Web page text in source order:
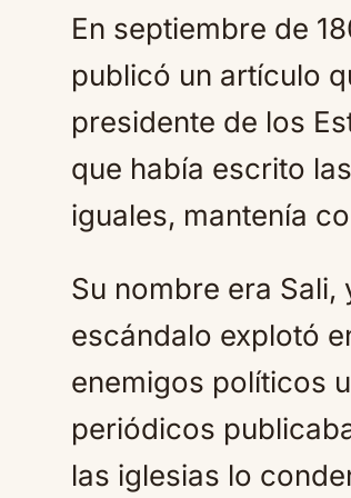
En septiembre de
publicó un artículo
presidente de los
que había escrito
iguales, mantenía
Su nombre era
escándalo explotó
enemigos políticos
periódicos
las iglesias lo